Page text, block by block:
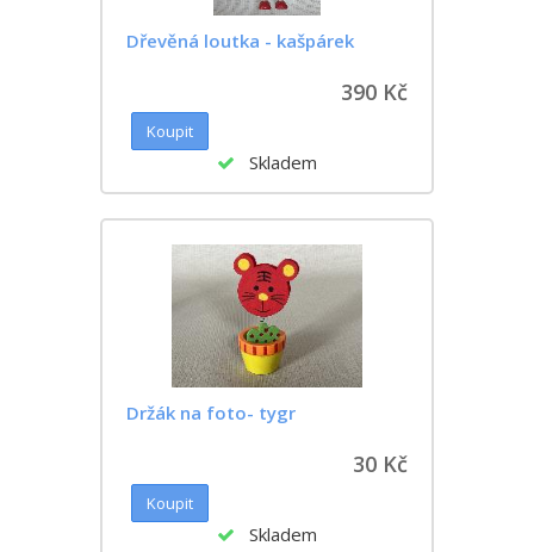
Dřevěná loutka - kašpárek
390 Kč
Skladem
Držák na foto- tygr
30 Kč
Skladem